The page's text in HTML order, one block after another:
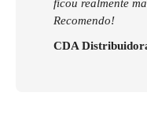
ficou realmente
Recomendo!
CDA